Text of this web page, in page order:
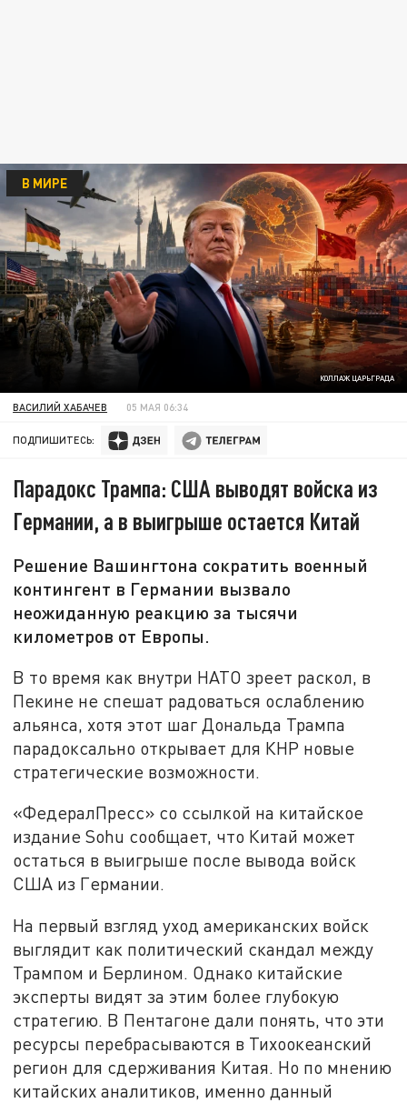
КОЛЛАЖ ЦАРЬГРАДА
В МИРЕ
ВАСИЛИЙ ХАБАЧЕВ 05 МАЯ 06:34
ПОДПИШИТЕСЬ:
Парадокс Трампа: США выводят войска из
Германии, а в выигрыше остается Китай
Решение Вашингтона сократить военный
контингент в Германии вызвало
неожиданную реакцию за тысячи
километров от Европы.
В то время как внутри НАТО зреет раскол, в
Пекине не спешат радоваться ослаблению
альянса, хотя этот шаг Дональда Трампа
парадоксально открывает для КНР новые
стратегические возможности.
«ФедералПресс» со ссылкой на китайское
издание Sohu сообщает, что Китай может
остаться в выигрыше после вывода войск
США из Германии.
На первый взгляд уход американских войск
выглядит как политический скандал между
Трампом и Берлином. Однако китайские
эксперты видят за этим более глубокую
стратегию. В Пентагоне дали понять, что эти
ресурсы перебрасываются в Тихоокеанский
регион для сдерживания Китая. Но по мнению
китайских аналитиков, именно данный